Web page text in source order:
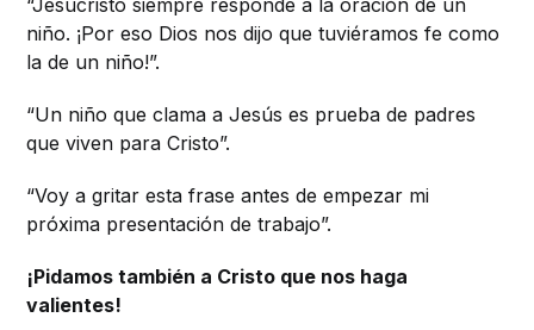
“Jesucristo siempre responde a la oración de un
niño. ¡Por eso Dios nos dijo que tuviéramos fe como
la de un niño!”.
“Un niño que clama a Jesús es prueba de padres
que viven para Cristo”.
“Voy a gritar esta frase antes de empezar mi
próxima presentación de trabajo”.
¡Pidamos también a Cristo que nos haga
valientes!